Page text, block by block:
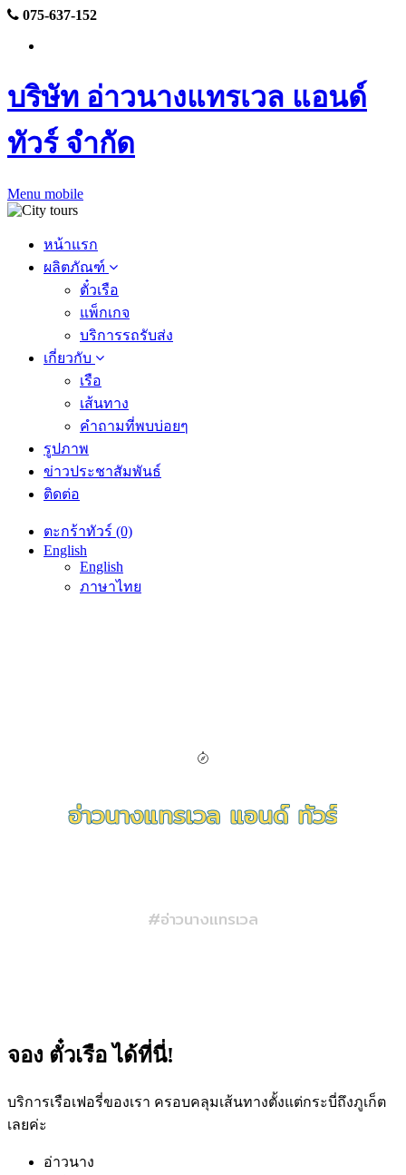
075-637-152
บริษัท อ่าวนางแทรเวล แอนด์
ทัวร์ จำกัด
Menu mobile
หน้าแรก
ผลิตภัณฑ์
ตั๋วเรือ
แพ็กเกจ
บริการรถรับส่ง
เกี่ยวกับ
เรือ
เส้นทาง
คำถามที่พบบ่อยๆ
รูปภาพ
ข่าวประชาสัมพันธ์
ติดต่อ
ตะกร้าทัวร์ (0)
English
English
ภาษาไทย
อาวนางแทรเวล แอนด ทวร
#อ่าวนางแทรเวล
จอง ตั๋วเรือได้ที่นี่!
บริการเรือเฟอรี่ของเรา ครอบคลุมเส้นทางตั้งแต่กระบี่ถึงภูเก็ต
เลยค่ะ
อ่าวนาง